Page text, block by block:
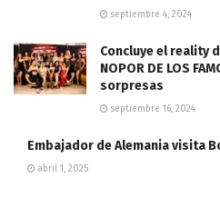
septiembre 4, 2024
Concluye el reality
NOPOR DE LOS
sorpresas
septiembre 16, 2024
Embajador de Alemania visita
abril 1, 2025